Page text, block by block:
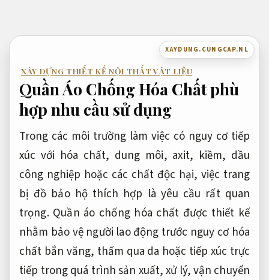
nội
dung
XAYDUNG.CUNGCAP.NL
XÂY DỰNG THIẾT KẾ NỘI THẤT VẬT LIỆU
Quần Áo Chống Hóa Chất phù
hợp nhu cầu sử dụng
Trong các môi trường làm việc có nguy cơ tiếp
xúc với hóa chất, dung môi, axit, kiềm, dầu
công nghiệp hoặc các chất độc hại, việc trang
bị đồ bảo hộ thích hợp là yêu cầu rất quan
trọng. Quần áo chống hóa chất được thiết kế
nhằm bảo vệ người lao động trước nguy cơ hóa
chất bắn văng, thấm qua da hoặc tiếp xúc trực
tiếp trong quá trình sản xuất, xử lý, vận chuyển